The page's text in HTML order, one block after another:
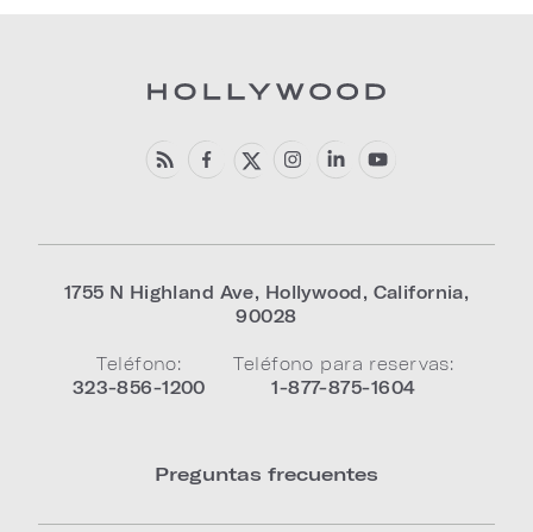
1755 N Highland Ave, Hollywood, California,
90028
Teléfono:
323-856-1200
Teléfono para reservas:
1-877-875-1604
Preguntas frecuentes